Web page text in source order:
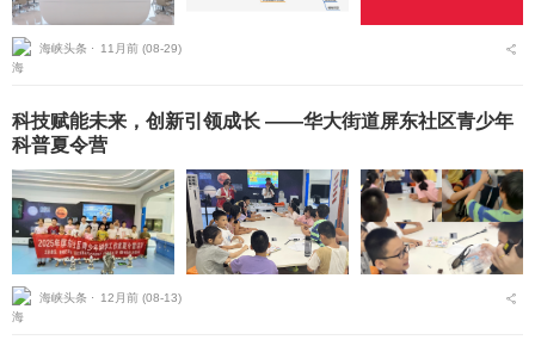
海峡头条 ⋅ 11月前 (08-29)
科技赋能未来，创新引领成长 ——华大街道屏东社区青少年
科普夏令营
海峡头条 ⋅ 12月前 (08-13)